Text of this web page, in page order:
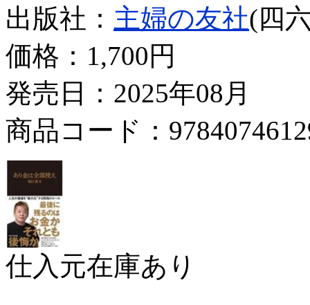
出版社： 主婦の友社(四
価格： 1,700円
発売日：2025年08月
商品コード：
仕入元在庫あり